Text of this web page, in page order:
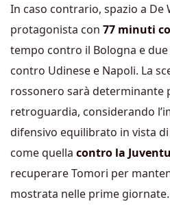
In caso contrario, spazio a De
protagonista con 77 minuti
tempo contro il Bologna e
contro Udinese e Napoli. La
rossonero sarà determinante
retroguardia, considerando
difensivo equilibrato in vista
come quella contro la
recuperare Tomori per
mostrata nelle prime giornate.